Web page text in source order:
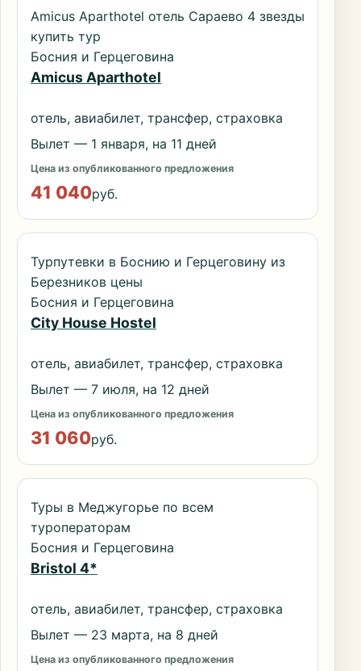
Amicus Aparthotel отель Сараево 4 звезды
купить тур
Босния и Герцеговина
Amicus Aparthotel
отель, авиабилет, трансфер, страховка
Вылет — 1 января, на 11 дней
Цена из опубликованного предложения
41 040руб.
Турпутевки в Боснию и Герцеговину из
Березников цены
Босния и Герцеговина
City House Hostel
отель, авиабилет, трансфер, страховка
Вылет — 7 июля, на 12 дней
Цена из опубликованного предложения
31 060руб.
Туры в Меджугорье по всем
туроператорам
Босния и Герцеговина
Bristol 4*
отель, авиабилет, трансфер, страховка
Вылет — 23 марта, на 8 дней
Цена из опубликованного предложения